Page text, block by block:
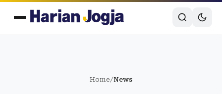
Home/News